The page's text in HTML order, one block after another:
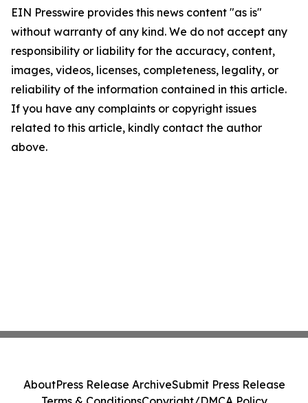
EIN Presswire provides this news content "as is"
without warranty of any kind. We do not accept any
responsibility or liability for the accuracy, content,
images, videos, licenses, completeness, legality, or
reliability of the information contained in this article.
If you have any complaints or copyright issues
related to this article, kindly contact the author
above.
AboutPress Release ArchiveSubmit Press Release